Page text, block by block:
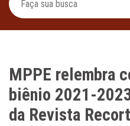
MPPE relembra
biênio 2021-
da Revista